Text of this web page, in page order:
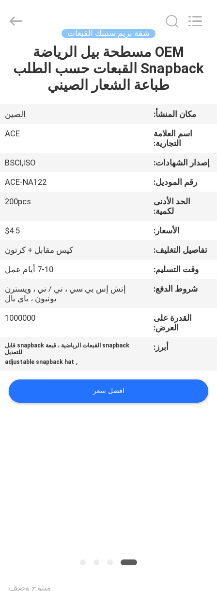
منزل،
بيت
معلومات
جولة
مراقبة
الجودة
اتصل
خريطة
Manufacturing
شقة بريم سنببك القبعات
OEM مسطحة بيل الرياضة
Snapback القبعات حسب الطلب
طباعة الشعار الصيني
مكان المنشأ:
الصين
اسم العلامة
التجارية:
ACE
إصدار الشهادات:
BSCI,ISO
رقم الموديل:
ACE-NA122
الحد الأدنى
لكمية:
200pcs
الأسعار:
$4.5
تفاصيل التغليف:
كيس مقابل + كرتون
وقت التسليم:
7-10 أيام عمل
شروط الدفع:
إتش إس بي سي ، تي / تي ، ويسترن
يونيون ، باي بال
القدرة على
العرض:
1000000
أبرز:
snapback القبعات الرياضية ، قبعة snapback قابل
للتعديل
,
adjustable snapback hat
افضل سعر
منتوج وصف